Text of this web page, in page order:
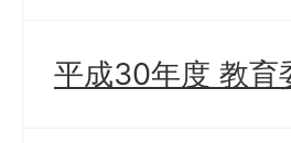
平成30年度 教育